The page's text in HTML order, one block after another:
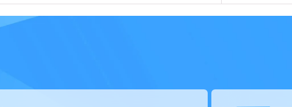
課程亦獲多個專業團體認可，同學在達到個